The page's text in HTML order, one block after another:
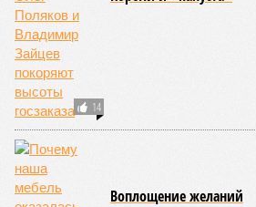
Невидимый убийца
Упоминают эксперты и жару вкупе с
следующими отсюда лесными
риска запад США, юг Европы,
а также некоторые районы Бразилии
Сахары. Леса начинают гореть всё
достаточно посмотреть общемировую
тысяч людей остаются без крова,
Но проблема не только в этом.
огонь уничтожает лесную экосистему,